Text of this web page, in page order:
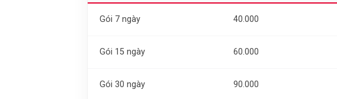
Gói 7 ngày 40.000
Gói 15 ngày 60.000
Gói 30 ngày 90.000